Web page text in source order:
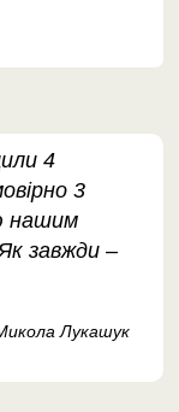
4
3
нашим
завжди –
Лукашук